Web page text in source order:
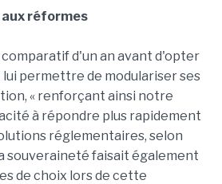
aux réformes
comparatif d'un an avant d'opter
lui permettre de modulariser ses
« renforçant ainsi notre
à répondre plus rapidement
réglementaires, selon
souveraineté faisait également
de choix lors de cette